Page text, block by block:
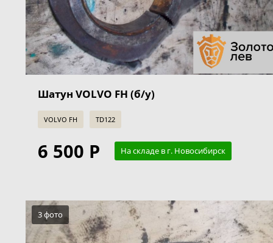
Шатун VOLVO FH (б/у)
VOLVO FH TD122
6 500 Р На складе в г. Новосибирск
3 фото